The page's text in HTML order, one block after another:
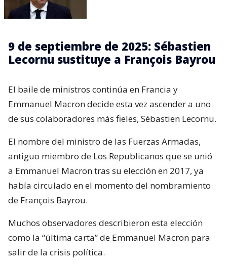
9 de septiembre de 2025: Sébastien
Lecornu sustituye a François Bayrou
El baile de ministros continúa en Francia y
Emmanuel Macron decide esta vez ascender a uno
de sus colaboradores más fieles, Sébastien Lecornu.
El nombre del ministro de las Fuerzas Armadas,
antiguo miembro de Los Republicanos que se unió
a Emmanuel Macron tras su elección en 2017, ya
había circulado en el momento del nombramiento
de François Bayrou.
Muchos observadores describieron esta elección
como la “última carta” de Emmanuel Macron para
salir de la crisis política.